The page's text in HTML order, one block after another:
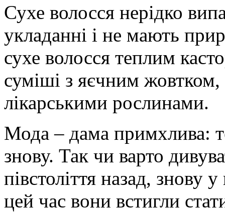
Сухе волосся нерідко
укладанні і не мають
сухе волосся теплим
суміші з яєчним
лікарськими рослинами.
Мода – дама примхлива:
знову. Так чи варто
півстоліття назад, знову
цей час вони встигли